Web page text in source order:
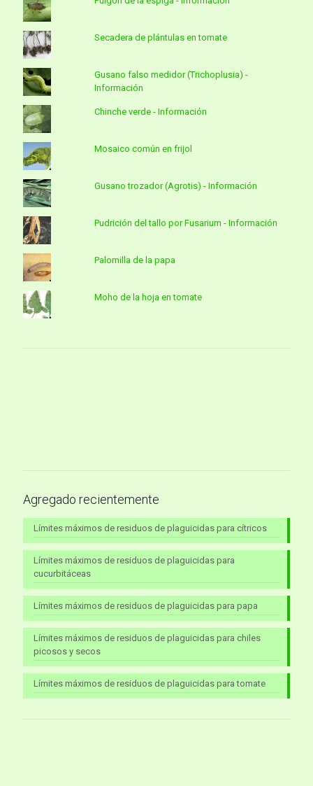
Secadera de plántulas en tomate
Gusano falso medidor (Trichoplusia) -
Información
Chinche verde - Información
Mosaico común en frijol
Gusano trozador (Agrotis) - Información
Pudrición del tallo por Fusarium - Información
Palomilla de la papa
Moho de la hoja en tomate
Agregado recientemente
Límites máximos de residuos de plaguicidas para cítricos
Límites máximos de residuos de plaguicidas para
cucurbitáceas
Límites máximos de residuos de plaguicidas para papa
Límites máximos de residuos de plaguicidas para chiles
picosos y secos
Límites máximos de residuos de plaguicidas para tomate